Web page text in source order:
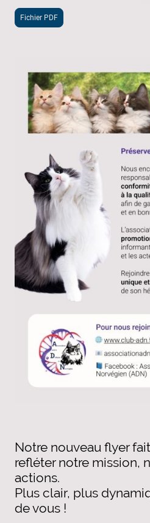
Fichier PDF
Notre nouveau flyer
refléter notre mission,
actions.
Plus clair, plus
de vous !